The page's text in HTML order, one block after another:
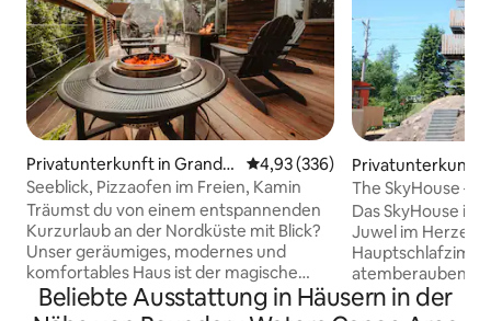
Privatunterkunft in Grand
Marais
Durchschnittliche Bewertung:
4,93 (336)
Seeblick, Pizzaofen im Freien, Kamin
Träumst du von einem entspannenden
Kurzurlaub an der Nordküste mit Blick?
Unser geräumiges, modernes und
komfortables Haus ist der magische
Rückzugsort, nach dem du dich gesehnt
hast. Nur wenige Minuten vom
Privatunterkunft
arais
The SkyHouse –
verfügbar
Das SkyHouse
Juwel im Herzen
Blick auf die
Lake Superior
Beliebte Ausstattung in Häusern in der